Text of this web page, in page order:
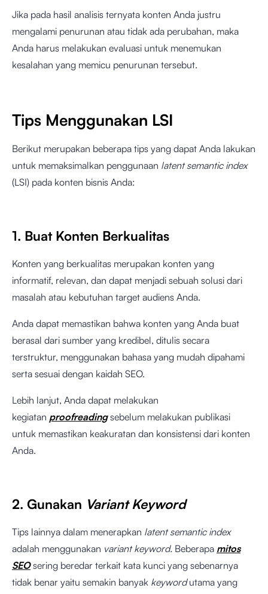
Jika pada hasil analisis ternyata konten Anda justru
mengalami penurunan atau tidak ada perubahan, maka
Anda harus melakukan evaluasi untuk menemukan
kesalahan yang memicu penurunan tersebut.
Tips Menggunakan LSI
Berikut merupakan beberapa tips yang dapat Anda lakukan
untuk memaksimalkan penggunaan latent semantic index
(LSI) pada konten bisnis Anda:
1. Buat Konten Berkualitas
Konten yang berkualitas merupakan konten yang
informatif, relevan, dan dapat menjadi sebuah solusi dari
masalah atau kebutuhan target audiens Anda.
Anda dapat memastikan bahwa konten yang Anda buat
berasal dari sumber yang kredibel, ditulis secara
terstruktur, menggunakan bahasa yang mudah dipahami
serta sesuai dengan kaidah SEO.
Lebih lanjut, Anda dapat melakukan
kegiatan proofreadingsebelum melakukan publikasi
untuk memastikan keakuratan dan konsistensi dari konten
Anda.
2. Gunakan Variant Keyword
Tips lainnya dalam menerapkan latent semantic index
adalah menggunakan variant keyword. Beberapa mitos
SEOsering beredar terkait kata kunci yang sebenarnya
tidak benar yaitu semakin banyak keywordutama yang